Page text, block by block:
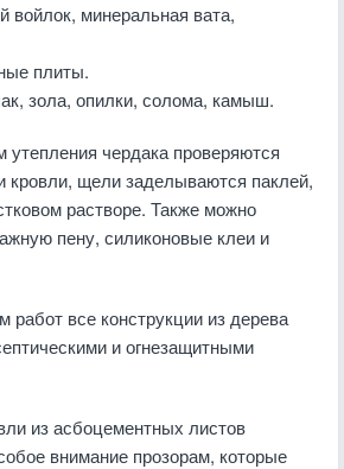
войлок, минеральная вата,
плиты.
зола, опилки, солома, камыш.
чердака проверяются
кровли, щели заделываются паклей,
растворе. Также можно
пену, силиконовые клеи и
все конструкции из дерева
и огнезащитными
из асбоцементных листов
внимание прозорам, которые